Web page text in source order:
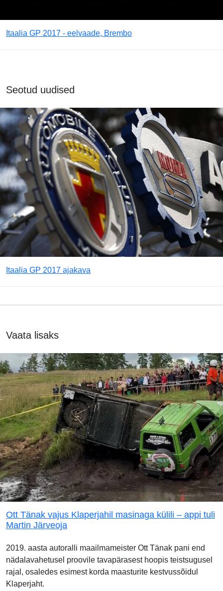
Itaalia GP 2017 - eelvaade, Brembo
Seotud uudised
Itaalia GP 2017 ajakava
Vaata lisaks
Ott Tänak vajus Klaperjahil masinaga külili – appi tuli
Martin Järveoja
2019. aasta autoralli maailmameister Ott Tänak pani end
nädalavahetusel proovile tavapärasest hoopis teistsugusel
rajal, osaledes esimest korda maasturite kestvussõidul
Klaperjaht.